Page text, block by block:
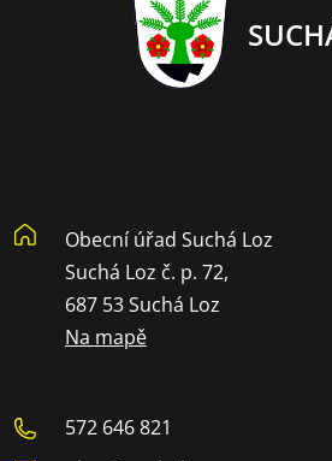
Obecní úřad Suchá Loz
Suchá Loz č. p. 72,
687 53 Suchá Loz
Na mapě
572 646 821